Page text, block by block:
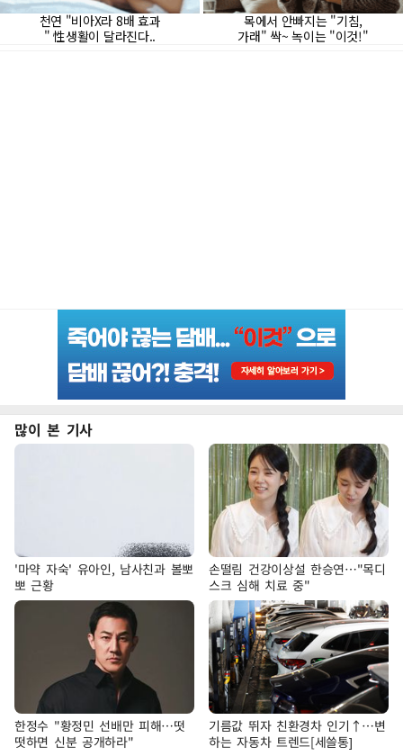
많이 본 기사
'마약 자숙' 유아인, 남사친과 볼뽀
뽀 근황
손떨림 건강이상설 한승연…"목디
스크 심해 치료 중"
한정수 "황정민 선배만 피해…떳
떳하면 신분 공개하라"
기름값 뛰자 친환경차 인기↑…변
하는 자동차 트렌드[세쓸통]